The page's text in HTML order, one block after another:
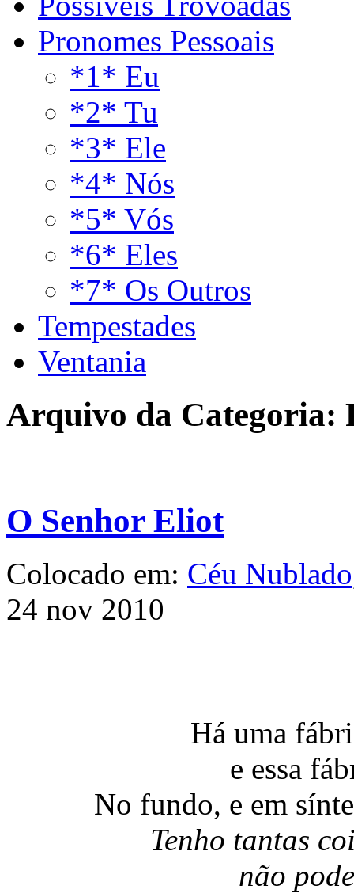
Pronomes Pessoais
*1* Eu
*2* Tu
*3* Ele
*4* Nós
*5* Vós
*6* Eles
*7* Os Outros
Tempestades
Ventania
Arquivo da Categoria:
O Senhor Eliot
Colocado em: Céu Nublado
24 nov 2010
Há uma
e essa
No fundo, e em
Tenho tantas
não